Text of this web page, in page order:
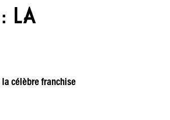
LA
célèbre franchise